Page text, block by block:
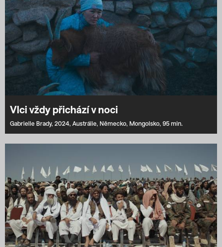
Vlci vždy přichází v noci
Gabrielle Brady, 2024, Austrálie, Německo, Mongolsko, 95 min.